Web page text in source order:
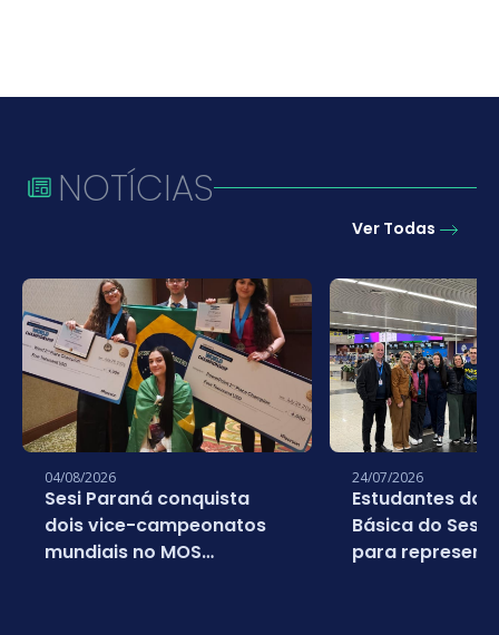
NOTÍCIAS
Ver Todas
04/08/2026
Sesi Paraná conquista
dois vice-campeonatos
mundiais no MOS
24/07/2026
Estudantes da
Básica do Sesi
para